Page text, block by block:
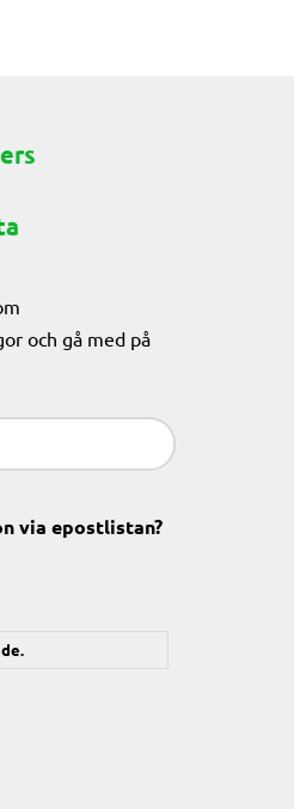
och gå med på
via epostlistan?